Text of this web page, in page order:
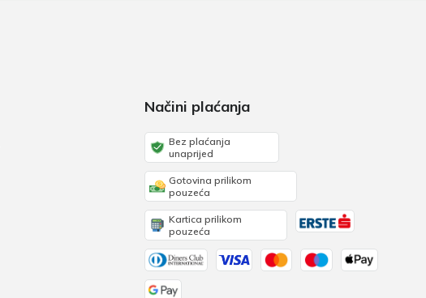
Načini plaćanja
Bez plaćanja
unaprijed
Gotovina prilikom
pouzeća
Kartica prilikom
pouzeća